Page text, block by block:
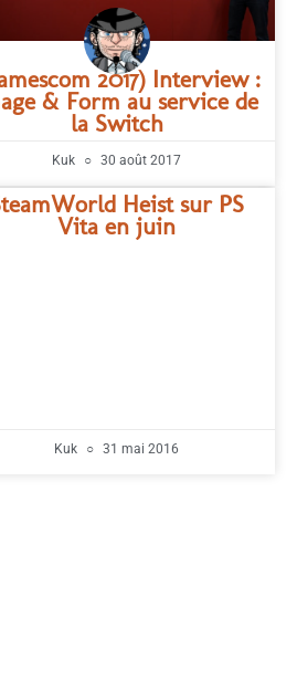
2017) Interview :
& Form au service de
la Switch
Kuk 30 août 2017
Heist sur PS
Vita en juin
Kuk 31 mai 2016